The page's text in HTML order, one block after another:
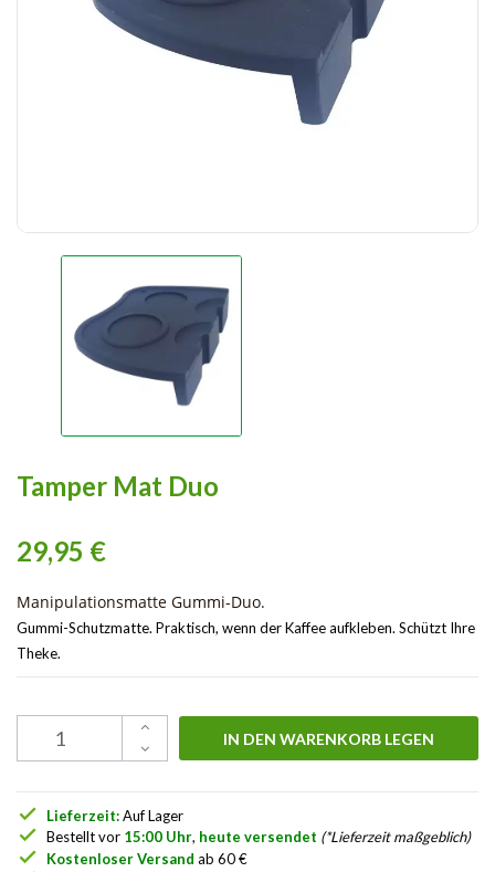
Tamper Mat Duo
29,95 €
Manipulationsmatte Gummi-Duo.
Gummi-Schutzmatte. Praktisch, wenn der Kaffee aufkleben. Schützt Ihre
Theke.
IN DEN WARENKORB LEGEN
check Lieferzeit:Auf Lager
check Bestellt vor 15:00 Uhr, heute versendet (*Lieferzeit maßgeblich)
check Kostenloser Versand ab 60 €